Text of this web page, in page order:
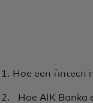
Virgin
Meer
Hoe een fintech
Hoe AIK Banka